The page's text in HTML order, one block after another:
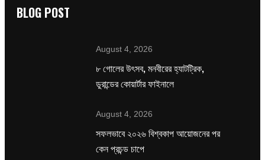
BLOG POST
August 4, 2026
৮ গোলের উৎসব, মনবীরের হ্যাটট্রিক,
ডুরান্ডের কোয়ার্টার ফাইনালে
August 4, 2026
সফলভাবে ২০২৬ বিশ্বকাপ আয়োজনের পর
কেন প্রচন্ড চাপে